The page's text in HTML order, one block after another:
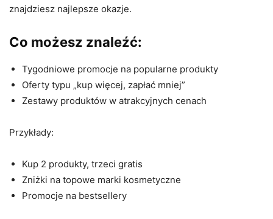
znajdziesz najlepsze okazje.
Co możesz znaleźć:
Tygodniowe promocje na popularne produkty
Oferty typu „kup więcej, zapłać mniej”
Zestawy produktów w atrakcyjnych cenach
Przykłady:
Kup 2 produkty, trzeci gratis
Zniżki na topowe marki kosmetyczne
Promocje na bestsellery